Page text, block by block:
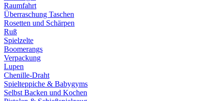
Raumfahrt
Überraschung Taschen
Rosetten und Schärpen
Ruß
Spielzelte
Boomerangs
Verpackung
Lupen
Chenille-Draht
Spielteppiche & Babygyms
Selbst Backen und Kochen